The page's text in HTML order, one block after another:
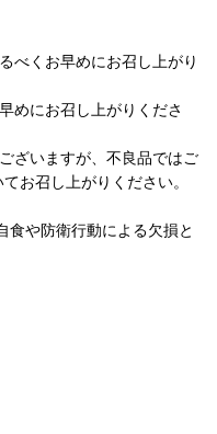
べくお早めにお召し上がり
めにお召し上がりくださ
ざいますが、不良品ではご
お召し上がりください。
食や防衛行動による欠損と